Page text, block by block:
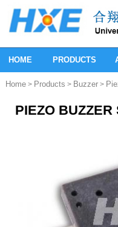
HOME PRODUCTS
Home> Products > Buzzer>
PIEZO BUZZER